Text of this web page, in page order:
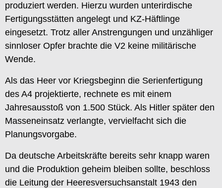
produziert werden. Hierzu wurden unterirdische
Fertigungsstätten angelegt und KZ-Häftlinge
eingesetzt. Trotz aller Anstrengungen und unzähliger
sinnloser Opfer brachte die V2 keine militärische
Wende.
Als das Heer vor Kriegsbeginn die Serienfertigung
des A4 projektierte, rechnete es mit einem
Jahresausstoß von 1.500 Stück. Als Hitler später den
Masseneinsatz verlangte, vervielfacht sich die
Planungsvorgabe.
Da deutsche Arbeitskräfte bereits sehr knapp waren
und die Produktion geheim bleiben sollte, beschloss
die Leitung der Heeresversuchsanstalt 1943 den